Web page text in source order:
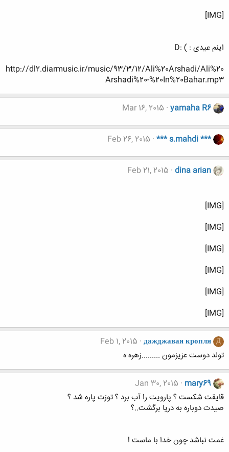
[IMG]
اینم عیدی : ) :D
http://dl2.diarmusic.ir/music/93/3/12/Ali%20Arshadi/Ali%20
Arshadi%20-%20In%20Bahar.mp3
yamaha R6
Mar 16, 2015
*** s.mahdi ***
Feb 26, 2015
dina arian
Feb 21, 2015
[IMG]
[IMG]
[IMG]
[IMG]
[IMG]
[IMG]
Д
дажджавая кропля
Feb 1, 2015
تولد دوست عزیزمون .........زهره ه
mary69
Jan 30, 2015
قایقت شکست ؟ پارویت را آب برد ؟ تورَت پاره شد ؟
صیدت دوباره به دریا برگشت..؟
غمت نباشد چون خدا با ماست !